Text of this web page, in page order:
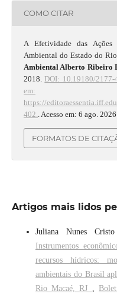
COMO CITAR
A Efetividade das
Ambiental do Estado do
Ambiental Alberto Ribeiro
2018. DOI: 10.19180/2177-
em:
https://
402.
. Acesso em: 6 ago. 2026.
FORMATOS DE
Artigos mais lidos
Juliana Nunes
Instrumentos
recursos hídricos:
ambientais do Brasil
Rio Macaé, RJ ,